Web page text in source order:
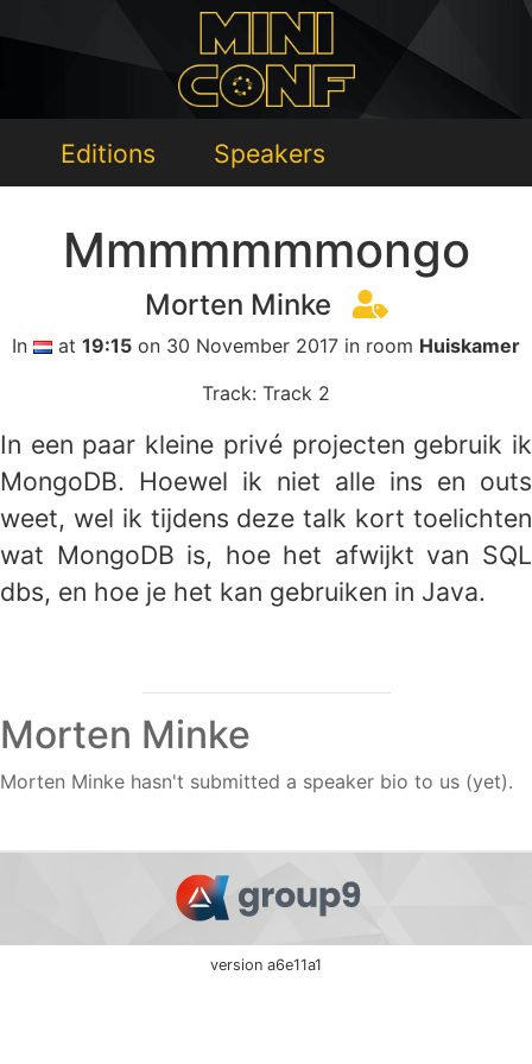
Editions Speakers
Mmmmmmmongo
Morten Minke
In at 19:15 on 30 November 2017 in room Huiskamer
Track: Track 2
In een paar kleine privé projecten gebruik ik
MongoDB. Hoewel ik niet alle ins en outs
weet, wel ik tijdens deze talk kort toelichten
wat MongoDB is, hoe het afwijkt van SQL
dbs, en hoe je het kan gebruiken in Java.
Morten Minke
Morten Minke hasn't submitted a speaker bio to us (yet).
version a6e11a1